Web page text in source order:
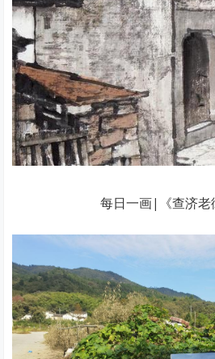
每日一画|《查济老